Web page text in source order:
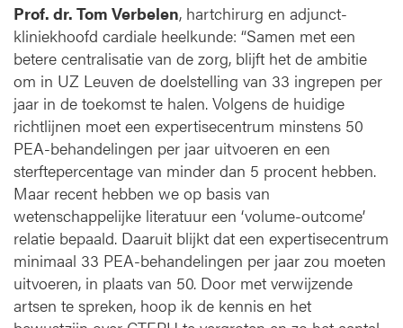
Prof. dr. Tom Verbelen, hartchirurg en adjunct-
kliniekhoofd cardiale heelkunde: “Samen met een
betere centralisatie van de zorg, blijft het de ambitie
om in UZ Leuven de doelstelling van 33 ingrepen per
jaar in de toekomst te halen. Volgens de huidige
richtlijnen moet een expertisecentrum minstens 50
PEA-behandelingen per jaar uitvoeren en een
sterftepercentage van minder dan 5 procent hebben.
Maar recent hebben we op basis van
wetenschappelijke literatuur een ‘volume-outcome’
relatie bepaald. Daaruit blijkt dat een expertisecentrum
minimaal 33 PEA-behandelingen per jaar zou moeten
uitvoeren, in plaats van 50. Door met verwijzende
artsen te spreken, hoop ik de kennis en het